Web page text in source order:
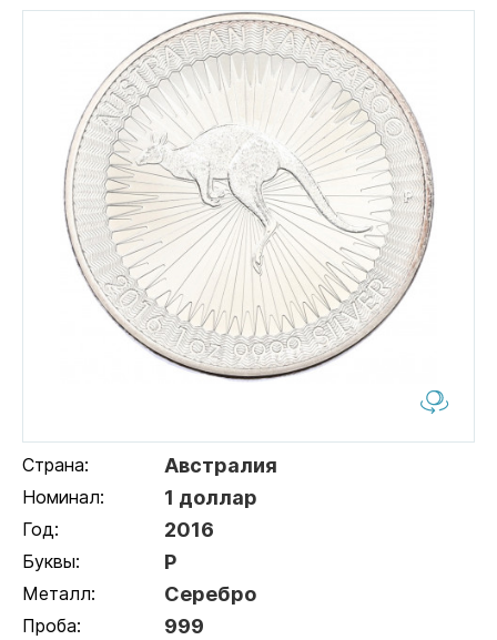
Страна: Австралия
Номинал: 1 доллар
Год: 2016
Буквы: P
Металл: Серебро
Проба: 999